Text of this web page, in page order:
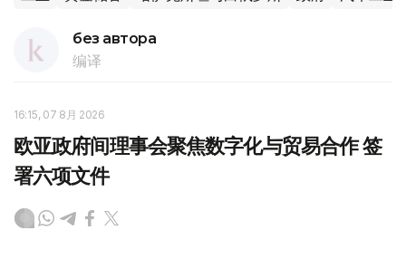
без автора
编译
16:15, 07 8月 2026
欧亚政府间理事会聚焦数字化与贸易合作 签
署六项文件